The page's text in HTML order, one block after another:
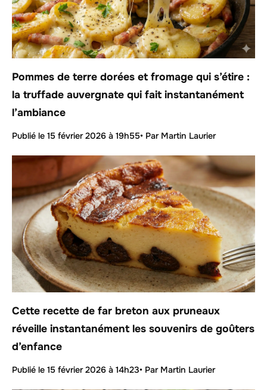
Pommes de terre dorées et fromage qui s’étire :
la truffade auvergnate qui fait instantanément
l’ambiance
Publié le 15 février 2026 à 19h55• Par Martin Laurier
Cette recette de far breton aux pruneaux
réveille instantanément les souvenirs de goûters
d’enfance
Publié le 15 février 2026 à 14h23• Par Martin Laurier